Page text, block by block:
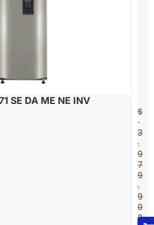
SE DA ME NE INV
$
3
.
9
7
9
.
9
0
0